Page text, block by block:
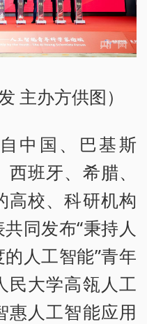
主办方供图）
中国、巴基斯
班牙、希腊、
高校、科研机构
同发布“秉持人
人工智能”青年
民大学高瓴人工
惠人工智能应用